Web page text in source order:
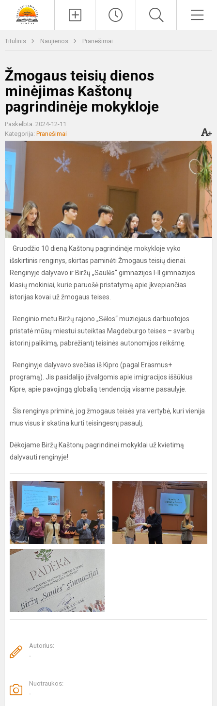
Titulinis Naujienos Pranešimai
Žmogaus teisių dienos
minėjimas Kaštonų
pagrindinėje mokykloje
Paskelbta: 2024-12-11
Kategorija: Pranešimai
Gruodžio 10 dieną Kaštonų pagrindinėje mokykloje vyko
išskirtinis renginys, skirtas paminėti Žmogaus teisių dienai.
Renginyje dalyvavo ir Biržų „Saulės“ gimnazijos I-II gimnazijos
klasių mokiniai, kurie paruošė pristatymą apie įkvepiančias
istorijas kovai už žmogaus teises.
Renginio metu Biržų rajono „Sėlos“ muziejaus darbuotojos
pristatė mūsų miestui suteiktas Magdeburgo teises – svarbų
istorinį palikimą, pabrėžiantį teisinės autonomijos reikšmę.
Renginyje dalyvavo svečias iš Kipro (pagal Erasmus+
programą). Jis pasidalijo įžvalgomis apie imigracijos iššūkius
Kipre, apie pavojingą globalią tendenciją visame pasaulyje.
Šis renginys priminė, jog žmogaus teisės yra vertybė, kuri vienija
mus visus ir skatina kurti teisingesnį pasaulį.
Dėkojame Biržų Kaštonų pagrindinei mokyklai už kvietimą
dalyvauti renginyje!
Autorius:
.
Nuotraukos:
.